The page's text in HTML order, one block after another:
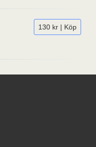
130 kr | Köp